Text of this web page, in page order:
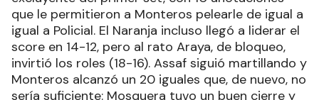
que le permitieron a Monteros pelearle de igual a
igual a Policial. El Naranja incluso llegó a liderar el
score en 14-12, pero al rato Araya, de bloqueo,
invirtió los roles (18-16). Assaf siguió martillando y
Monteros alcanzó un 20 iguales que, de nuevo, no
sería suficiente: Mosquera tuvo un buen cierre y